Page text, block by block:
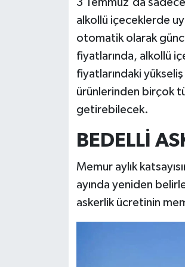
3 Temmuz'da
alkollü içeceklerde
otomatik olarak
fiyatlarında, alkollü
fiyatlarındaki
ürünlerinden birçok
getirebilecek.
BEDELLİ
Memur aylık
ayında yeniden
askerlik ücretinin